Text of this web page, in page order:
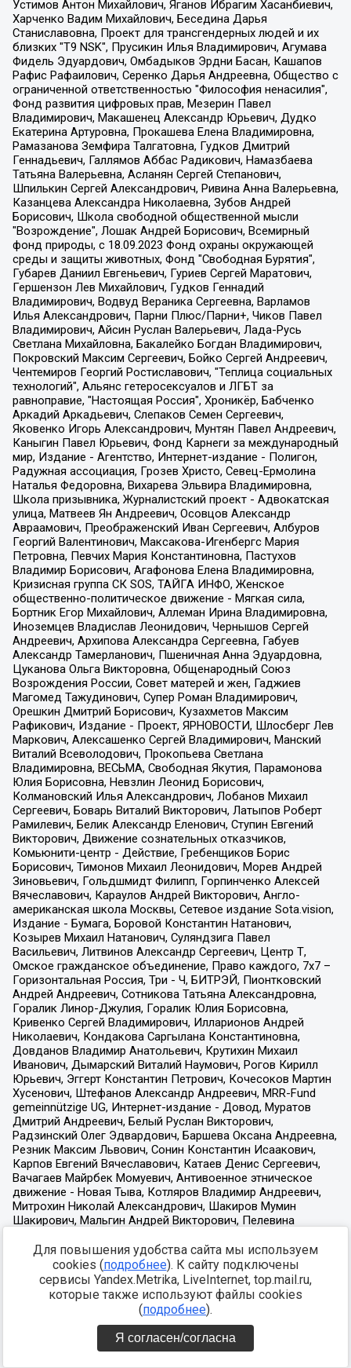
Для повышения удобства сайта мы используем
cookies (подробнее). К сайту подключены
сервисы Yandex.Metrika, LiveInternet, top.mail.ru,
которые также используют файлы cookies
(подробнее).
Я согласен/согласна